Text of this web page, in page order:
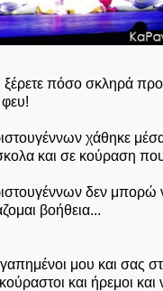
ξέρετε πόσο σκληρά
χάθηκε
και σε κούραση που
δεν μπορώ
βοήθεια...
μου και σας
και ήρεμοι και